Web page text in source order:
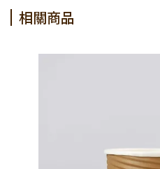
相關商品